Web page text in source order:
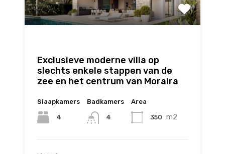
Exclusieve moderne villa op
slechts enkele stappen van de
zee en het centrum van Moraira
Slaapkamers
4
Badkamers
4
Area
350 m2